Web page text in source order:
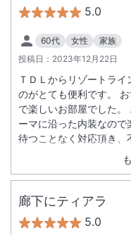
5.0
60代 女性
家族
投稿日： 2023年12月22日
ＴＤＬからリゾートラ
のがとても便利です。
で楽しいお部屋でした
ーマに沿った内装なの
待つことなく対応頂き、
廊下にティアラ
5.0